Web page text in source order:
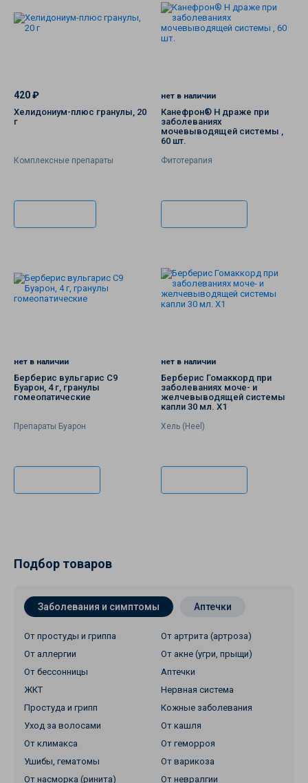
420 ₽
Хелидониум-плюс гранулы, 20
г
Комплексные препараты
нет в наличии
Канефрон® Н драже при
заболеваниях
мочевыводящей системы ,
60 шт.
Фитотерапия
нет в наличии
Берберис вульгарис С9
Буарон, 4 г, гранулы
гомеопатические
Препараты Буарон
нет в наличии
Берберис Гомаккорд при
заболеваниях моче- и
желчевыводящей системы
капли 30 мл. Х1
Хель (Heel)
Подбор товаров
Заболевания и симптомы Аптечки
От простуды и гриппа
От артрита (артроза)
От аллергии
От акне (угри, прыщи)
От бессонницы
Аптечки
ЖКТ
Нервная система
Простуда и грипп
Кожные заболевания
Уход за волосами
От кашля
От климакса
От геморроя
Ушибы, гематомы
От варикоза
От насморка (ринита)
От невралгии